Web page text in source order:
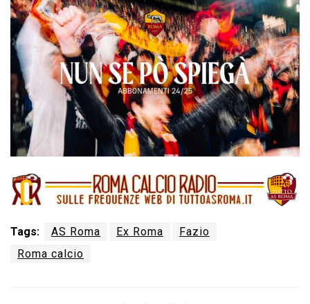
Tags: AS Roma Ex Roma
Fazio
Roma calcio